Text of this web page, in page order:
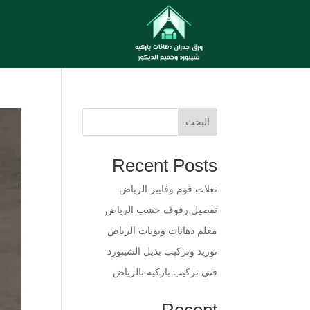
البحث
Recent Posts
​نعلات فوم وفايبر الرياض
​تفصيل رفوف خشب الرياض
​معلم دهانات وبويات الرياض
​توريد وتركيب بديل الشيبورد
فني تركيب باركيه بالرياض